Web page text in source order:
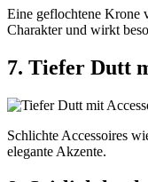
Eine geflochtene Krone
Charakter und wirkt
7. Tiefer Dutt
Schlichte Accessoires
elegante Akzente.